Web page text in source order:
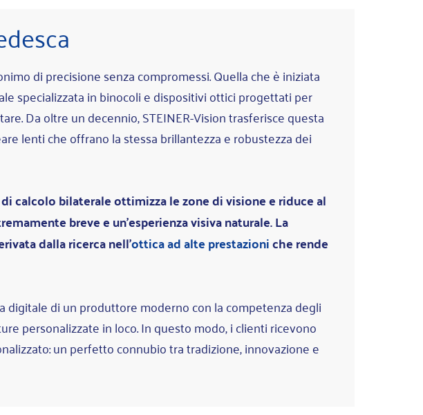
di precisione senza compromessi. Quella che è iniziata
specializzata in binocoli e dispositivi ottici progettati per
Da oltre un decennio, STEINER-Vision trasferisce questa
lenti che offrano la stessa brillantezza e robustezza dei
calcolo bilaterale ottimizza le zone di visione e riduce al
breve e un'esperienza visiva naturale. La
dalla ricerca nell'ottica ad alte prestazioniche rende
digitale di un produttore moderno con la competenza degli
personalizzate in loco. In questo modo, i clienti ricevono
un perfetto connubio tra tradizione, innovazione e